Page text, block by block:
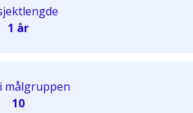
1 år
målgruppen
10